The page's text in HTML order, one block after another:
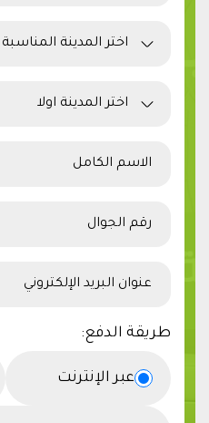
طريقة الدفع:
عبر الإنترنت